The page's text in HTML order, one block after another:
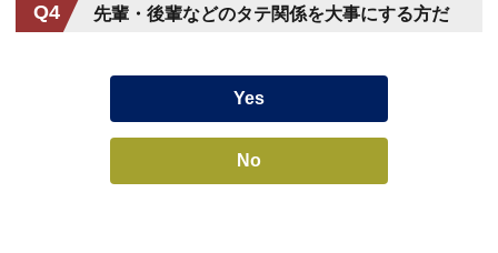
Q4 先輩・後輩などのタテ関係を大事にする方だ
Yes
No